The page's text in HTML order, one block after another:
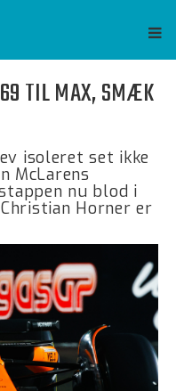
69 TIL MAX, SMÆK
isoleret set ikke
McLarens
nu blod i
Horner er